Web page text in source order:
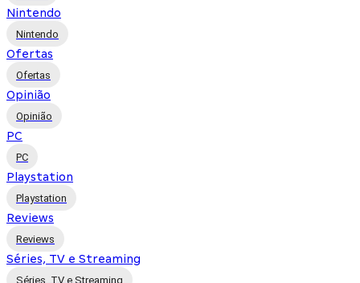
Nintendo
Nintendo
Ofertas
Ofertas
Opinião
Opinião
PC
PC
Playstation
Playstation
Reviews
Reviews
Séries, TV e Streaming
Séries, TV e Streaming